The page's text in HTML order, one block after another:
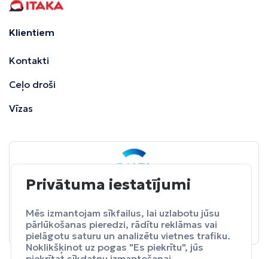
Klientiem
Kontakti
Ceļo droši
Vīzas
BALTA ceļojumu apdrošināšana
Apdrošināt
Privātuma iestatījumi
Mēs izmantojam sīkfailus, lai uzlabotu jūsu
pārlūkošanas pieredzi, rādītu reklāmas vai
pielāgotu saturu un analizētu vietnes trafiku.
Noklikšķinot uz pogas "Es piekrītu", jūs